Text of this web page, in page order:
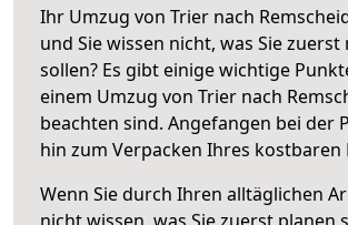
Ihr Umzug von Trier nach
und Sie wissen nicht, was Sie zuerst
sollen? Es gibt einige wichtige
einem Umzug von Trier nach
beachten sind. Angefangen bei der
hin zum Verpacken Ihres kostbaren
Wenn Sie durch Ihren alltäglichen